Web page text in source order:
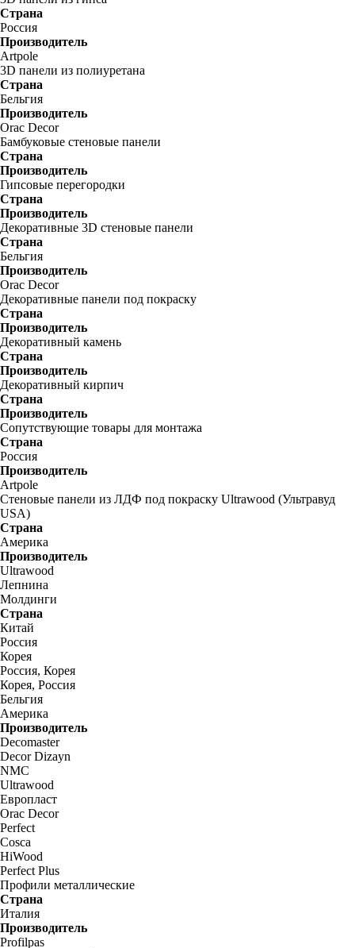
Страна
Россия
Производитель
Artpole
3D панели из полиуретана
Страна
Бельгия
Производитель
Orac Decor
Бамбуковые стеновые панели
Страна
Производитель
Гипсовые перегородки
Страна
Производитель
Декоративные 3D стеновые панели
Страна
Бельгия
Производитель
Orac Decor
Декоративные панели под покраску
Страна
Производитель
Декоративный камень
Страна
Производитель
Декоративный кирпич
Страна
Производитель
Сопутствующие товары для монтажа
Страна
Россия
Производитель
Artpole
Стеновые панели из ЛДФ под покраску Ultrawood (Ультравуд
USA)
Страна
Америка
Производитель
Ultrawood
Лепнина
Молдинги
Страна
Китай
Россия
Корея
Россия, Корея
Корея, Россия
Бельгия
Америка
Производитель
Decomaster
Decor Dizayn
NMC
Ultrawood
Европласт
Orac Decor
Perfect
Cosca
HiWood
Perfect Plus
Профили металлические
Страна
Италия
Производитель
Profilpas